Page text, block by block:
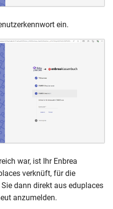
ein.
war, ist Ihr Enbrea
verknüft, für die
dann direkt aus eduplaces
anzumelden.